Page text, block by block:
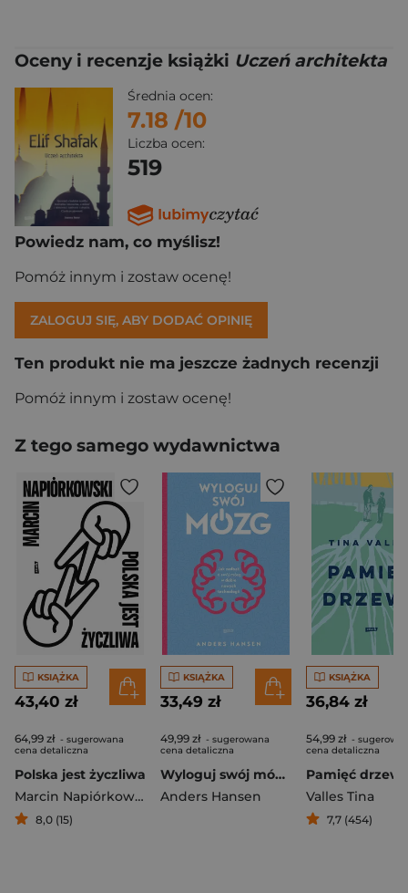
Oceny i recenzje książki Uczeń architekta
Średnia ocen:
7.18 /10
Liczba ocen:
519
Powiedz nam, co myślisz!
Pomóż innym i zostaw ocenę!
ZALOGUJ SIĘ, ABY DODAĆ OPINIĘ
Ten produkt nie ma jeszcze żadnych recenzji
Pomóż innym i zostaw ocenę!
Z tego samego wydawnictwa
KSIĄŻKA
43,40 zł
64,99 zł - sugerowana
cena detaliczna
Polska jest życzliwa
Marcin Napiórkowski
8,0 (15)
KSIĄŻKA
33,49 zł
49,99 zł - sugerowana
cena detaliczna
Wyloguj swój mózg. Jak zadbać o swój mózg w dobie nowych technologii (2026)
Anders Hansen
KSIĄŻKA
36,84 zł
54,99 zł -
cena detaliczna
Pamięć
Valles Tina
7,7 (454)